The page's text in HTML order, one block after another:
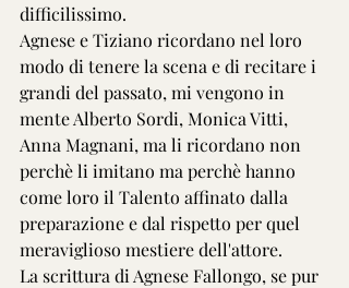
difficilissimo.
Agnese e Tiziano ricordano nel loro
modo di tenere la scena e di recitare i
grandi del passato, mi vengono in
mente Alberto Sordi, Monica Vitti,
Anna Magnani, ma li ricordano non
perchè li imitano ma perchè hanno
come loro il Talento affinato dalla
preparazione e dal rispetto per quel
meraviglioso mestiere dell'attore.
La scrittura di Agnese Fallongo, se pur